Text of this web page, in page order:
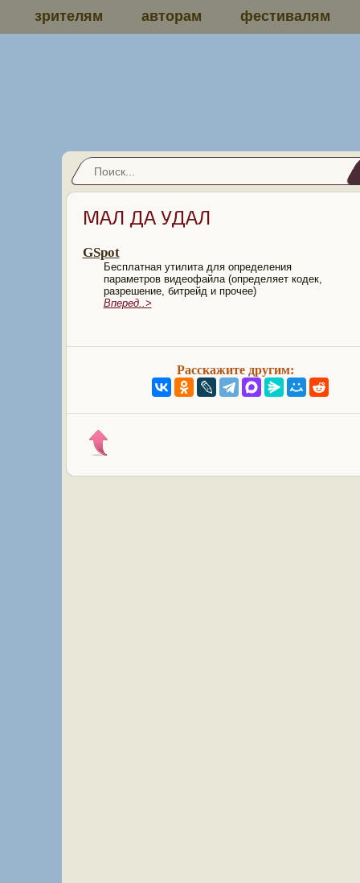
зрителям авторам фестивалям
МАЛ ДА УДАЛ
GSpot
Бесплатная утилита для определения
параметров видеофайла (определяет кодек,
разрешение, битрейд и прочее)
Вперед..>
Расскажите другим: